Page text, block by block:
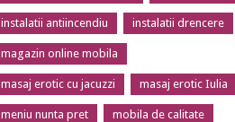
instalatii antiincendiu instalatii drencere
magazin online mobila
masaj erotic cu jacuzzi masaj erotic Iulia
meniu nunta pret mobila de calitate